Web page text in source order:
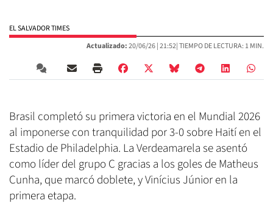
EL SALVADOR TIMES
Actualizado:20/06/26 |21:52| TIEMPO DE LECTURA: 1 MIN.
Brasil completó su primera victoria en el Mundial 2026
al imponerse con tranquilidad por 3-0 sobre Haití en el
Estadio de Philadelphia. La Verdeamarela se asentó
como líder del grupo C gracias a los goles de Matheus
Cunha, que marcó doblete, y Vinícius Júnior en la
primera etapa.